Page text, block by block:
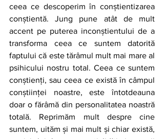
ceea ce descoperim în conștientizarea
conștientă. Jung pune atât de mult
accent pe puterea inconștientului de a
transforma ceea ce suntem datorită
faptului că este tărâmul mult mai mare al
psihicului nostru total. Ceea ce suntem
conștienți, sau ceea ce există în câmpul
conștiinței noastre, este întotdeauna
doar o fărâmă din personalitatea noastră
totală. Reprimăm mult despre cine
suntem, uităm și mai mult și chiar există,